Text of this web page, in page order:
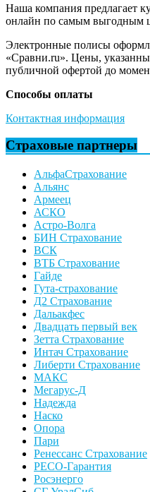
Наша компания предлагает
онлайн по самым выгодным
Электронные полисы
«Сравни.ru». Цены,
публичной офертой до
Способы оплаты
Контактная информация
Страховые партнеры
АльфаСтрахование
Альянс
Армеец
АСКО
Астро-Волга
БИН Страхование
ВСК
ВТБ Страхование
Гайде
Гута-страхование
Д2 Страхование
Дальакфес
Двадцать первый век
Зетта Страхование
Интач Страхование
Либерти Страхование
МАКС
Мегарус-Д
Надежда
Наско
Опора
Пари
Ренессанс Страхование
РЕСО-Гарантия
Росэнерго